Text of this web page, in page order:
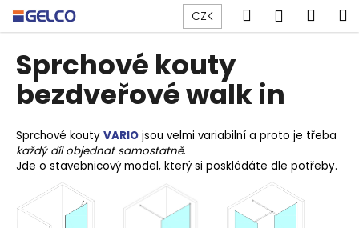
Přejít
na
obsah
CZK Hledat
Sprchové kouty
bezdveřové walk in
Sprchové kouty VARIO jsou velmi variabilní a proto je třeba
každý díl objednat samostatně.
Jde o stavebnicový model, který si poskládáte dle potřeby.
o
C
o
p
o
t
e